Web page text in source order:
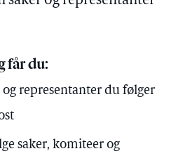
får du:
og representanter du følger
saker, komiteer og